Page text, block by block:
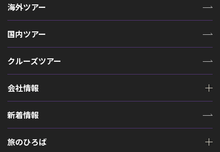
海外ツアー
国内ツアー
クルーズツアー
会社情報
新着情報
旅のひろば